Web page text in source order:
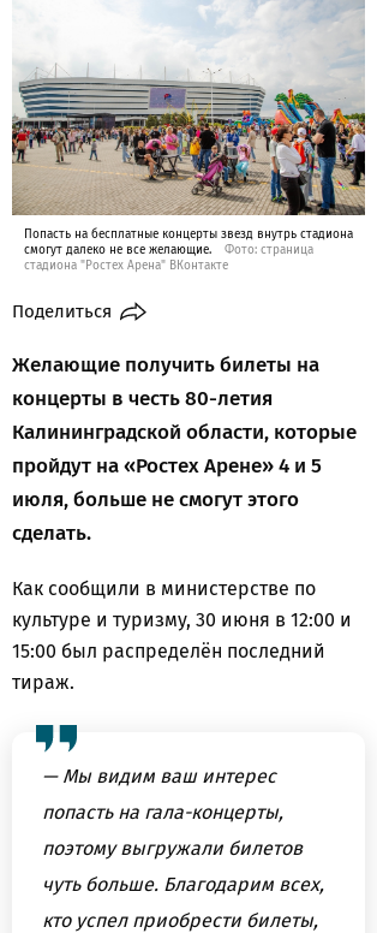
Попасть на бесплатные концерты звезд внутрь стадиона
смогут далеко не все желающие.
Фото: страница
стадиона "Ростех Арена" ВКонтакте
Поделиться
Желающие получить билеты на
концерты в честь 80-летия
Калининградской области, которые
пройдут на «Ростех Арене» 4 и 5
июля, больше не смогут этого
сделать.
Как сообщили в министерстве по
культуре и туризму, 30 июня в 12:00 и
15:00 был распределён последний
тираж.
— Мы видим ваш интерес
попасть на гала-концерты,
поэтому выгружали билетов
чуть больше. Благодарим всех,
кто успел приобрести билеты,